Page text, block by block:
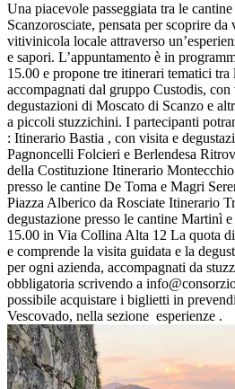
Una piacevole passeggiata tra le
Scanzorosciate, pensata per scoprire
vitivinicola locale attraverso
e sapori. L’appuntamento è in
15.00 e propone tre itinerari tematici
accompagnati dal gruppo Custodis,
degustazioni di Moscato di Scanzo e
a piccoli stuzzichini. I partecipanti
: Itinerario Bastia , con visita e
Pagnoncelli Folcieri e Berlendesa
della Costituzione Itinerario
presso le cantine De Toma e Magri
Piazza Alberico da Rosciate Itinerario
degustazione presso le cantine Martinì
15.00 in Via Collina Alta 12 La quota
e comprende la visita guidata e la
per ogni azienda, accompagnati da
obbligatoria scrivendo a
possibile acquistare i biglietti in
Vescovado, nella sezione esperienze .